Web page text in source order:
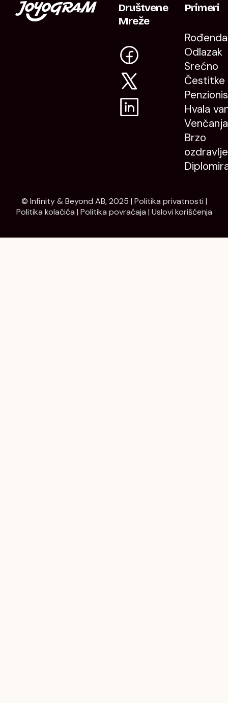
Društvene
Mreže
Primeri
Odlazak
Srećno
Čestitke
Hvala
Venčanja
Brzo
© Infinity & Beyond AB, 2025 | Politika privatnosti |
Politika kolačića | Politika povraćaja | Uslovi korišćenja